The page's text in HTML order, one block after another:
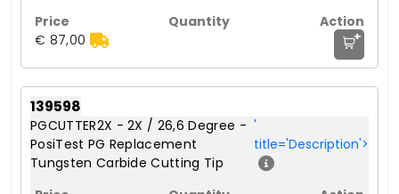
€ 87,00 +
139598
PGCUTTER2X - 2X / 26,6 Degree -
PosiTest PG Replacement
Tungsten Carbide Cutting Tip
'
title='Description'>